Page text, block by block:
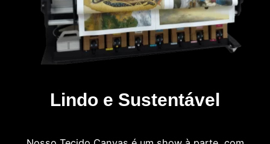
Lindo e Sustentável